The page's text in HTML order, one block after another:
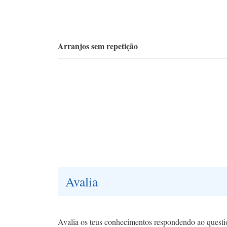
Arranjos sem repetição
Avalia
Avalia os teus conhecimentos respondendo ao